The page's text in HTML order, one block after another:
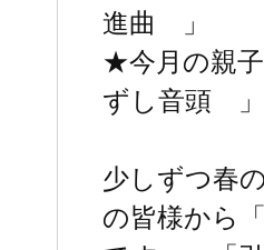
進曲 」
★今月の親
ずし音頭 」
少しずつ春
の皆様から